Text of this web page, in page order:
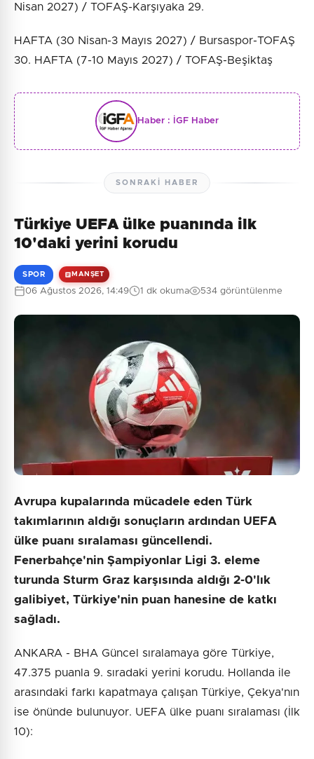
Nisan 2027) / TOFAŞ-Karşıyaka 29.
HAFTA (30 Nisan-3 Mayıs 2027) / Bursaspor-TOFAŞ
30. HAFTA (7-10 Mayıs 2027) / TOFAŞ-Beşiktaş
Haber : İGF Haber
SONRAKI HABER
Türkiye UEFA ülke puanında ilk
10'daki yerini korudu
SPOR MANŞET
06 Ağustos 2026, 14:49 1 dk okuma 534 görüntülenme
Avrupa kupalarında mücadele eden Türk
takımlarının aldığı sonuçların ardından UEFA
ülke puanı sıralaması güncellendi.
Fenerbahçe'nin Şampiyonlar Ligi 3. eleme
turunda Sturm Graz karşısında aldığı 2-0'lık
galibiyet, Türkiye'nin puan hanesine de katkı
sağladı.
ANKARA - BHA Güncel sıralamaya göre Türkiye,
47.375 puanla 9. sıradaki yerini korudu. Hollanda ile
arasındaki farkı kapatmaya çalışan Türkiye, Çekya'nın
ise önünde bulunuyor. UEFA ülke puanı sıralaması (İlk
10):